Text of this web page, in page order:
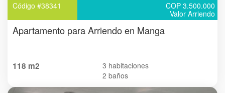
Código #38341
COP 3.500.000
Valor Arriendo
Apartamento para Arriendo en Manga
118 m2
3 habitaciones
2 baños